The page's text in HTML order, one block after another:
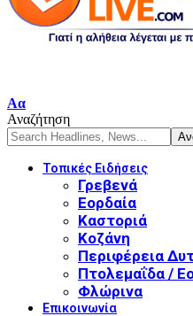
Αα
Αναζήτηση
Τοπικές Ειδήσεις
Γρεβενά
Εορδαία
Καστοριά
Κοζάνη
Περιφέρεια
Πτολεμαΐδα /
Φλώρινα
Επικοινωνία